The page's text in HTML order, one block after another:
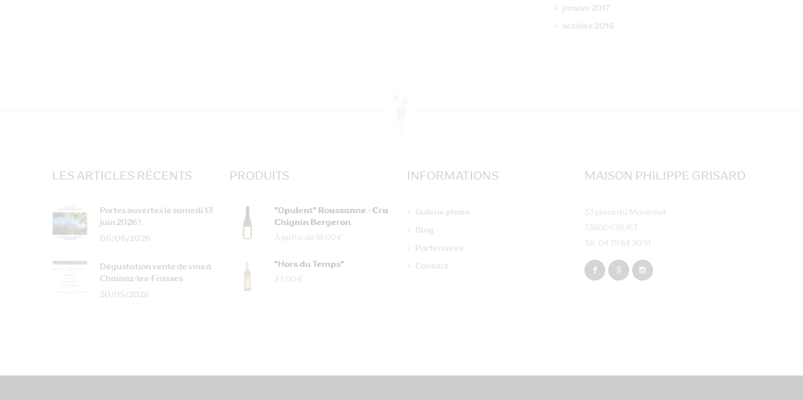
janvier 2017
octobre 2016
LES ARTICLES RÉCENTS
Portes ouvertes le samedi 13
juin 2026 !
06/06/2026
Dégustation vente de vins à
Chainaz-les-Frasses
20/05/2026
PRODUITS
"Opulent" Roussanne - Cru
Chignin Bergeron
À partir de 18.00 €
"Hors du Temps"
23.00 €
INFORMATIONS
Galerie photo
Blog
Partenaires
Contact
MAISON PHILIPPE GRISARD
33 place du Maréchet
73800 CRUET
Tél. 04 79 84 30 91